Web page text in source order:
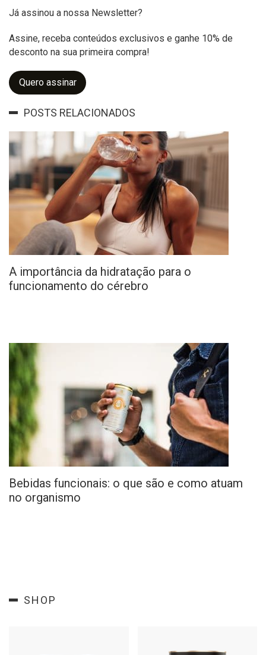
Já assinou a nossa Newsletter?
Assine, receba conteúdos exclusivos e ganhe 10% de
desconto na sua primeira compra!
Quero assinar
POSTS RELACIONADOS
A importância da hidratação para o
funcionamento do cérebro
Bebidas funcionais: o que são e como atuam
no organismo
SHOP